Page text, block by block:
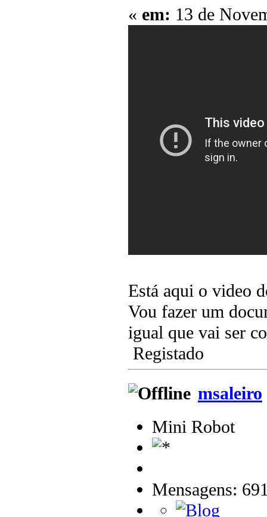
« em: 13 de
Está aqui o video
Vou fazer um
igual que vai ser
Registado
msaleiro
Mini Robot
Mensagens: